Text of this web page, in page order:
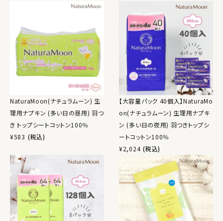
NaturaMoon(ナチュラムーン) 生
理用ナプキン (多い日の昼用) 羽つ
き トップシートコットン100％
¥583 (税込)
【大容量パック 40個入】NaturaMo
on(ナチュラムーン) 生理用ナプキ
ン (多い日の夜用) 羽つきトップシ
ートコットン100％
¥2,024 (税込)